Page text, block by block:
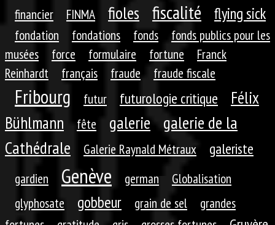
financier
FINMA fioles fiscalité flying sick
fondation fondations fonds
fonds publics pour les
musées
force formulaire fortune
Franck
Reinhardt
français fraude fraude fiscale
Fribourg futur futurologie critique
Félix
Bühlmann
fête galerie
galerie de la
Cathédrale
Galerie Raynald Métraux galeriste
gardien Genève german
Globalisation
glyphosate
gobbeur grain de sel
grandes